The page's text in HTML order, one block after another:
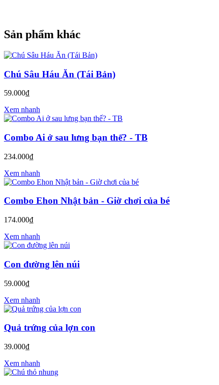
Sản phẩm khác
Chú Sâu Háu Ăn (Tái Bản)
59.000₫
Xem nhanh
Combo Ai ở sau lưng bạn thế? - TB
234.000₫
Xem nhanh
Combo Ehon Nhật bản - Giờ chơi của bé
174.000₫
Xem nhanh
Con đường lên núi
59.000₫
Xem nhanh
Quả trứng của lợn con
39.000₫
Xem nhanh